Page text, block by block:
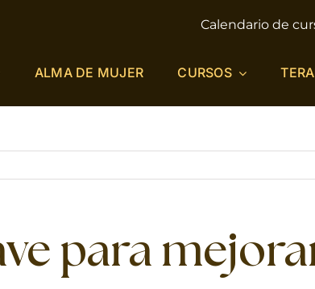
Calendario de
ALMA DE MUJER CURSOS
para